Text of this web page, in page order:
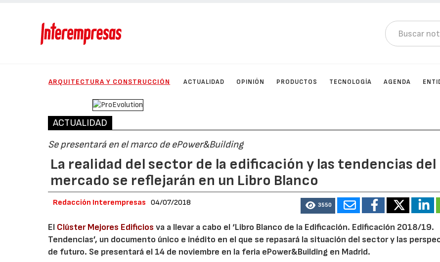
ARQUITECTURA Y CONSTRUCCIÓN ACTUALIDAD OPINIÓN PRODUCTOS TECNOLOGÍA AGENDA
ACTUALIDAD
Se presentará en el marco de ePower&Building
La realidad del sector de la edificación y las tendencias del
mercado se reflejarán en un Libro Blanco
Redacción Interempresas 04/07/2018 3550
El Clúster Mejores Edificios va a llevar a cabo el ‘Libro Blanco de la Edificación. Edificación 2018/19.
Tendencias’, un documento único e inédito en el que se repasará la situación del sector y las
de futuro. Se presentará el 14 de noviembre en la feria ePower&Building en Madrid.